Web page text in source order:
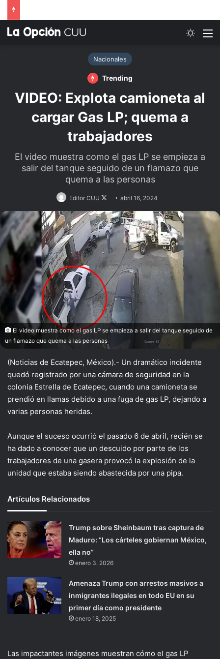
Nacionales
Trending
VIDEO: Explota camioneta al
cargar Gas LP; quema a
trabajadores
El video muestra como el gas LP se empieza a
salir del tanque seguido de un flamazo que
quema a las personas
Editor CUU
Follow
on
X
abril 16, 2024
El video muestra como el gas LP se empieza a salir del tanque seguido de
un flamazo que quema a las personas
(Noticias de Ecatepec, México).- Un dramático incidente
quedó registrado por una cámara de seguridad en la
colonia Estrella de Ecatepec, cuando una camioneta se
prendió en llamas debido a una fuga de gas LP, dejando a
varias personas heridas.
Aunque el suceso ocurrió el pasado 6 de abril, recién se
ha dado a conocer que un descuido por parte de los
trabajadores de una gasera provocó la explosión de la
unidad que estaba siendo abastecida por una pipa.
Artículos Relacionados
Trump sobre Sheinbaum tras captura de
Maduro: “Los cárteles gobiernan México,
ella no”
enero 3, 2026
Amenaza Trump con arrestos masivos a
inmigrantes ilegales en todo EU en su
primer día como presidente
enero 18, 2025
Las impactantes imágenes muestran cómo el gas LP